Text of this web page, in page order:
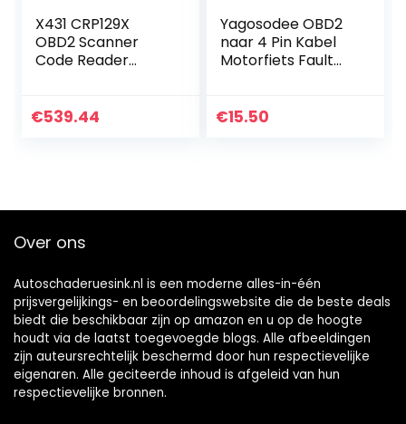
X431 CRP129X
OBD2 Scanner
Code Reader
Olie SAS EPB TPMS
€539.44
Yagosodee OBD2
naar 4 Pin Kabel
Motorfiets Fault
Diagnostische
€15.50
Over ons
Autoschaderuesink.nl is een moderne alles-in-één
prijsvergelijkings- en beoordelingswebsite die de beste deals
biedt die beschikbaar zijn op amazon en u op de hoogte
houdt via de laatst toegevoegde blogs. Alle afbeeldingen
zijn auteursrechtelijk beschermd door hun respectievelijke
eigenaren. Alle geciteerde inhoud is afgeleid van hun
respectievelijke bronnen.